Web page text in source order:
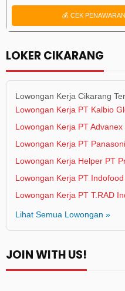
💰 CEK PENAWARAN
LOKER CIKARANG
Lowongan Kerja Cikarang
Lowongan Kerja PT Kalbio
Lowongan Kerja PT
Lowongan Kerja PT
Lowongan Kerja Helper PT
Lowongan Kerja PT
Lowongan Kerja PT T.RAD
Lihat Semua Lowongan »
JOIN WITH US!